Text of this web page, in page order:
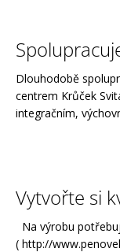
Dlouhodobě
centrem Krůček
integračním,
Vytvořte si
Na výrobu
( http://